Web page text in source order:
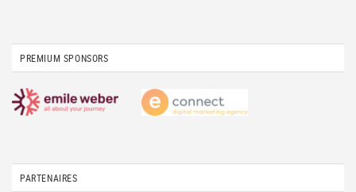
PREMIUM SPONSORS
PARTENAIRES